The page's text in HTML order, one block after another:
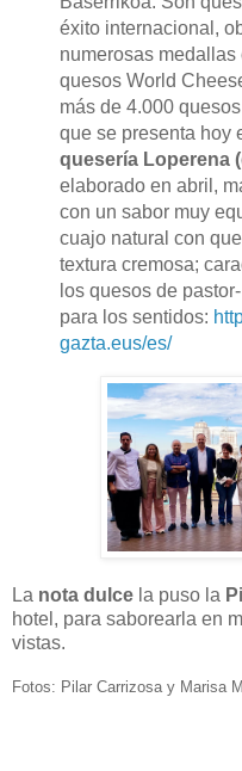
éxito internacional,
numerosas
quesos World
más de 4.000
que se presenta hoy
quesería Loperena
elaborado en abril,
con un sabor muy
cuajo natural con
textura cremosa;
los quesos de
para los sentidos:
gazta.eus/es/
La nota dulce la puso la
hotel, para saborearla en
vistas.
Fotos: Pilar Carrizosa y Marisa